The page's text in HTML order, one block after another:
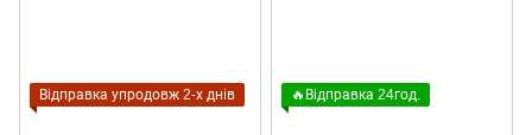
Відправка упродовж 2-х днів 🔥Відправка 24год.